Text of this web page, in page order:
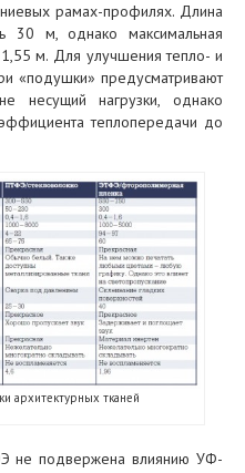
рамах-профилях. Длина
30 м, однако максимальная
м. Для улучшения тепло- и
«подушки» предусматривают
несущий нагрузки, однако
теплопередачи до
архитектурных тканей
не подвержена влиянию УФ-